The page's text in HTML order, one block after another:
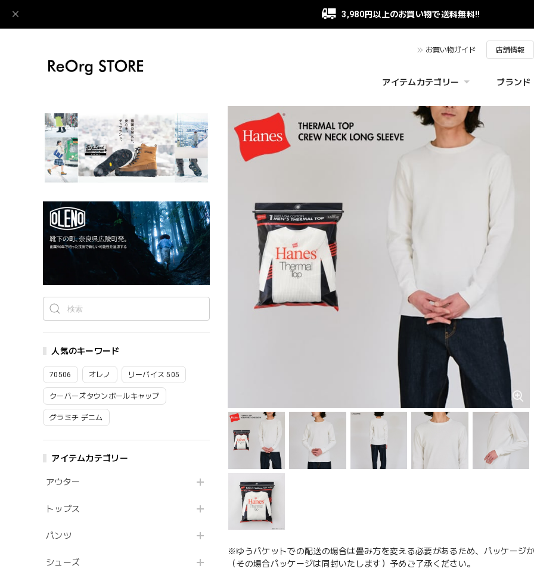
3,980円以上のお買い物で送料無料!!
お買い物ガイド 店舗情報
アイテムカテゴリー ブランド
人気のキーワード
70506 オレノ リーバイス 505
クーパーズタウンボールキャップ
グラミチ デニム
アイテムカテゴリー
アウター
トップス
パンツ
シューズ
※ゆうパケットでの配送の場合は畳み方を変える必要があるため、パッケージ
（その場合パッケージは同封いたします）予めご了承ください。